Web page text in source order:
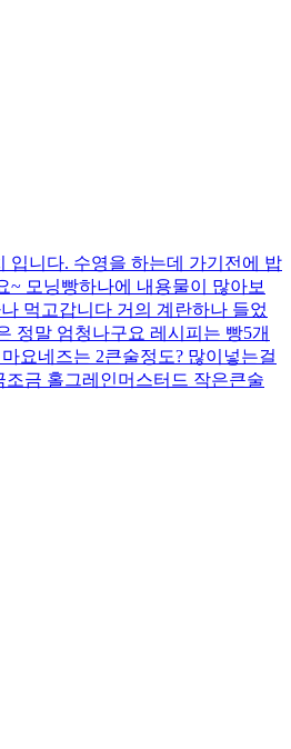
입니다. 수영을 하는데 가기전에 밥
~ 모닝빵하나에 내용물이 많아보
먹고갑니다 거의 계란하나 들었
정말 엄청나구요 레시피는 빵5개
요네즈는 2큰술정도? 많이넣는걸
금 홀그레인머스터드 작은큰술